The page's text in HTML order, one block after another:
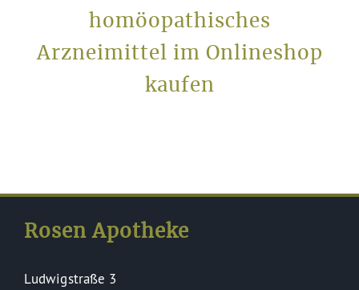
homöopathisches
Arzneimittel im Onlineshop
kaufen
Rosen Apotheke
Ludwigstraße 3